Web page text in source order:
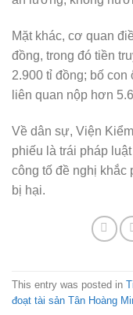
Mặt khác, cơ quan
đồng, trong đó tiền
2.900 tỉ đồng; bố
liên quan nộp hơn
Về dân sự, Viện
phiếu là trái pháp
công tố đề nghị khắc
bị hại.
This entry was posted in
đoạt tài sản Tân Hoàng